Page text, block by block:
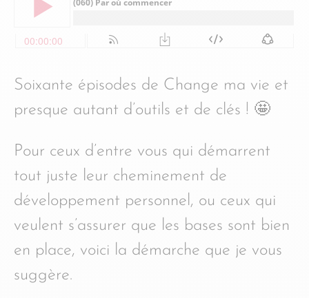
Soixante épisodes de Change ma vie et
presque autant d’outils et de clés ! 🤩
Pour ceux d’entre vous qui démarrent
tout juste leur cheminement de
développement personnel, ou ceux qui
veulent s’assurer que les bases sont bien
en place, voici la démarche que je vous
suggère.